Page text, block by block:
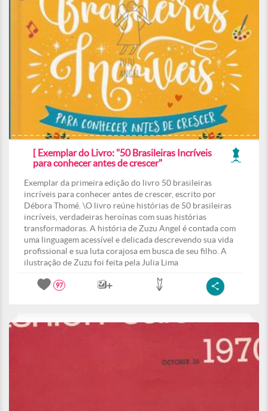
[ Exemplar do Livro: "50 Brasileiras Incríveis
para conhecer antes de crescer"
Exemplar da primeira edição do livro 50 brasileiras
incríveis para conhecer antes de crescer, escrito por
Débora Thomé. \O livro reúne histórias de 50 brasileiras
incríveis, verdadeiras heroínas com suas histórias
transformadoras. A história de Zuzu Angel é contada com
uma linguagem acessível e delicada descrevendo sua vida
profissional e sua luta corajosa em busca de seu filho. A
ilustração de Zuzu foi feita pela Julia Lima
97